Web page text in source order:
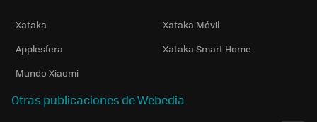
Xataka
Xataka Móvil
Applesfera
Xataka Smart Home
Mundo Xiaomi
Otras publicaciones de Webedia